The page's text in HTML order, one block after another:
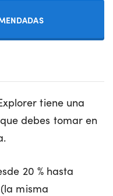
tiene una
debes tomar en
20 % hasta
misma